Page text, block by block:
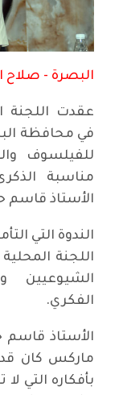
البصرة - صلاح
عقدت اللجنة
في محافظة
للفيلسوف
الأستاذ قاسم
الندوة التي
اللجنة
الشيوعيين
الفكري.
الأستاذ قاسم
ماركس كان قد
بأفكاره التي